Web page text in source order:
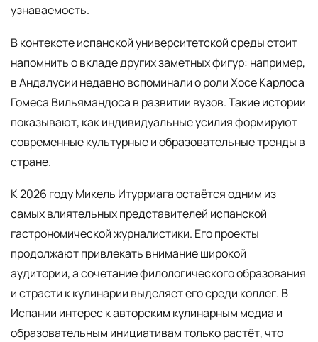
узнаваемость.
В контексте испанской университетской среды стоит
напомнить о вкладе других заметных фигур: например,
в Андалусии недавно вспоминали о роли Хосе Карлоса
Гомеса Вильямандоса в развитии вузов. Такие истории
показывают, как индивидуальные усилия формируют
современные культурные и образовательные тренды в
стране.
К 2026 году Микель Итурриага остаётся одним из
самых влиятельных представителей испанской
гастрономической журналистики. Его проекты
продолжают привлекать внимание широкой
аудитории, а сочетание филологического образования
и страсти к кулинарии выделяет его среди коллег. В
Испании интерес к авторским кулинарным медиа и
образовательным инициативам только растёт, что